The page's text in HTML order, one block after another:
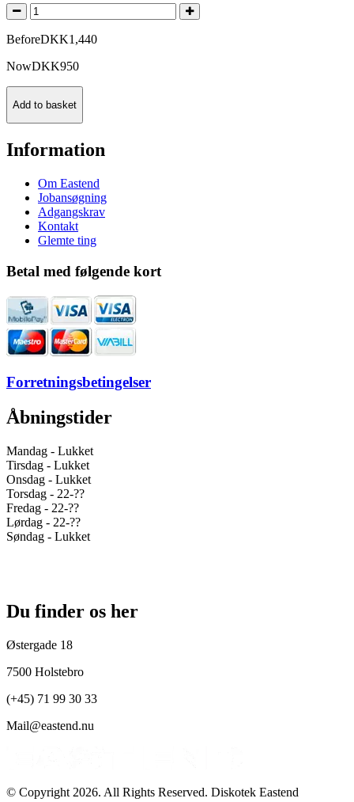
BeforeDKK1,440
NowDKK950
Add to basket
Information
Om Eastend
Jobansøgning
Adgangskrav
Kontakt
Glemte ting
Betal med følgende kort
Forretningsbetingelser
Åbningstider
Mandag - Lukket
Tirsdag - Lukket
Onsdag - Lukket
Torsdag - 22-??
Fredag - 22-??
Lørdag - 22-??
Søndag - Lukket
Du finder os her
Østergade 18
7500 Holstebro
(+45) 71 99 30 33
Mail@eastend.nu
© Copyright 2026. All Rights Reserved. Diskotek Eastend